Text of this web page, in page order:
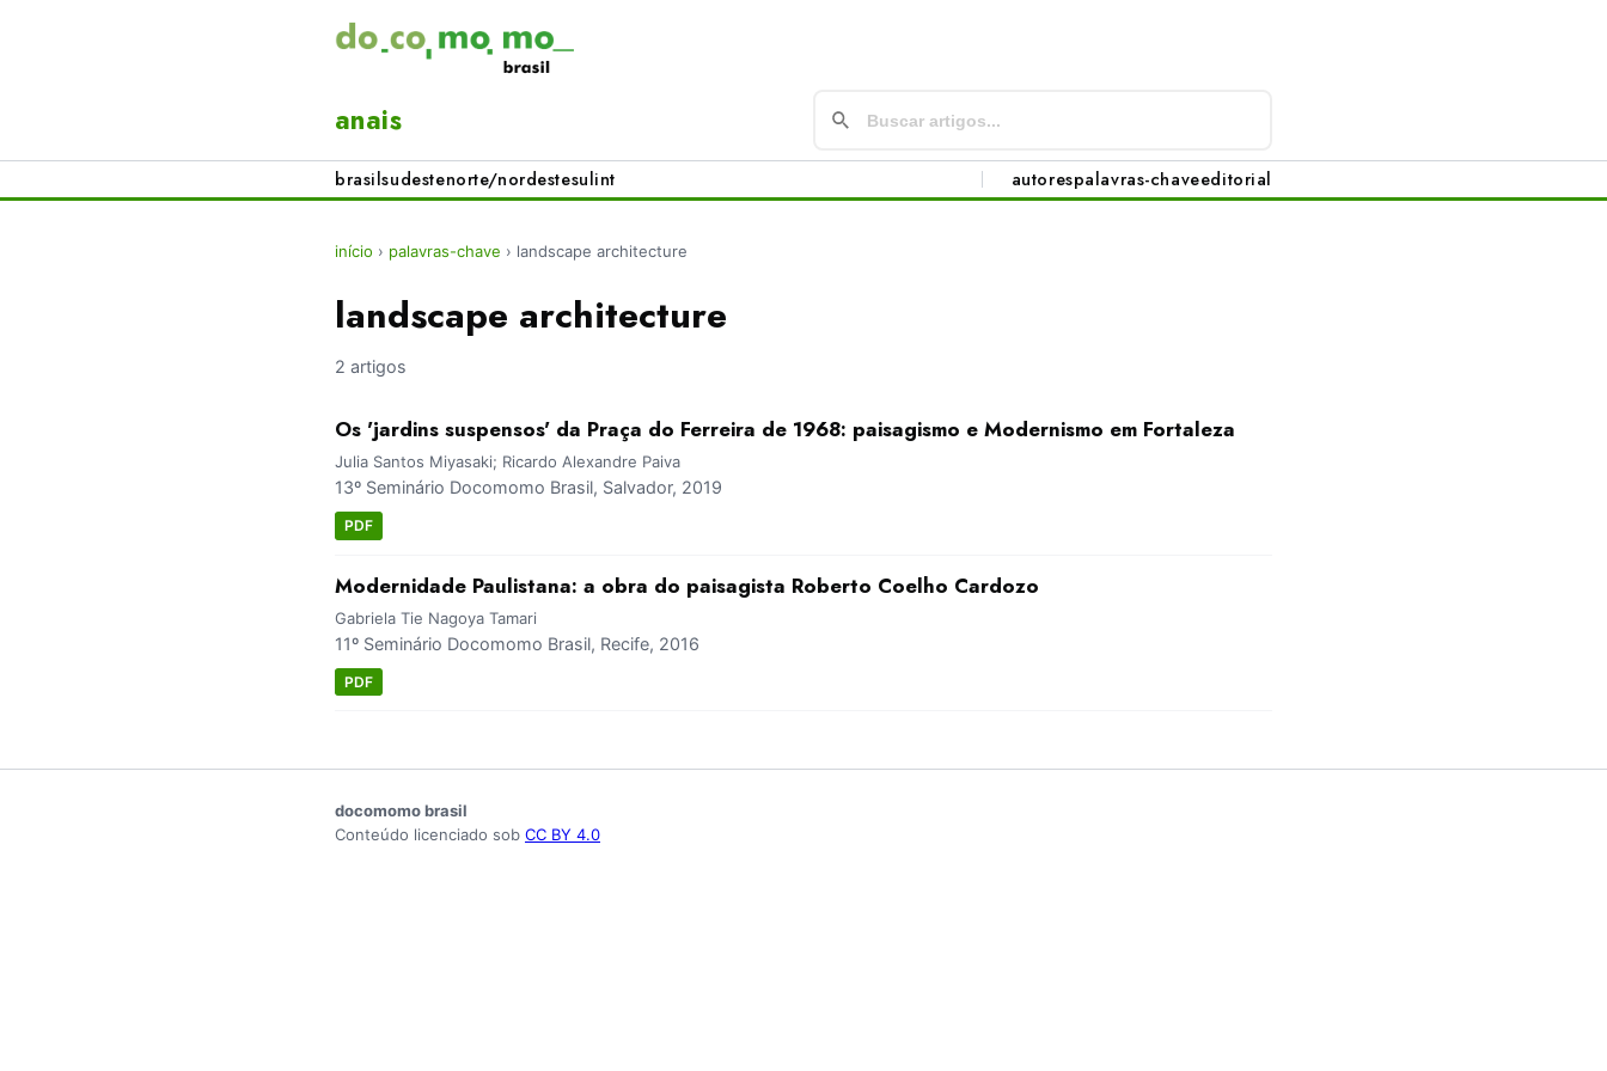
anais
brasilsudestenorte/nordestesulint autorespalavras-chaveeditorial
início › palavras-chave › landscape architecture
landscape architecture
2 artigos
Os 'jardins suspensos' da Praça do Ferreira de 1968: paisagismo e Modernismo em Fortaleza
Julia Santos Miyasaki; Ricardo Alexandre Paiva
13º Seminário Docomomo Brasil, Salvador, 2019
PDF
Modernidade Paulistana: a obra do paisagista Roberto Coelho Cardozo
Gabriela Tie Nagoya Tamari
11º Seminário Docomomo Brasil, Recife, 2016
PDF
docomomo brasil
Conteúdo licenciado sob CC BY 4.0